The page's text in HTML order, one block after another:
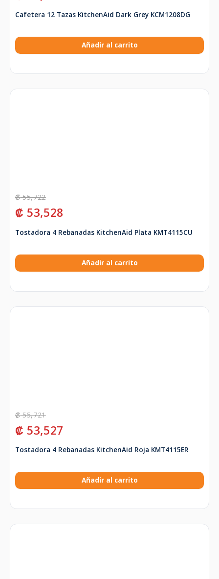
Cafetera 12 Tazas KitchenAid Dark Grey KCM1208DG
Añadir al carrito
₡55,722
₡ 53,528
Tostadora 4 Rebanadas KitchenAid Plata KMT4115CU
Añadir al carrito
₡55,721
₡ 53,527
Tostadora 4 Rebanadas KitchenAid Roja KMT4115ER
Añadir al carrito